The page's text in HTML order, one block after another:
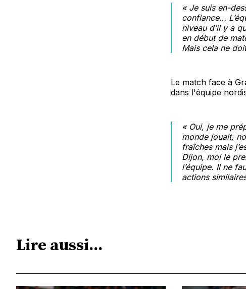
« Je suis en-
confiance…
niveau d’il y a
en début de
Mais cela ne
Le match face à
dans l'équipe
« Oui, je me
monde jouait,
fraîches mais
Dijon, moi le
l’équipe. Il ne
actions
Lire aussi...